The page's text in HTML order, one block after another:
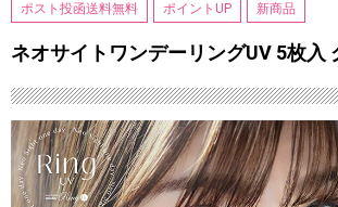
ポスト投函送料無料 ポイントUP 新商品
ネオサイトワンデーリングUV 5枚入